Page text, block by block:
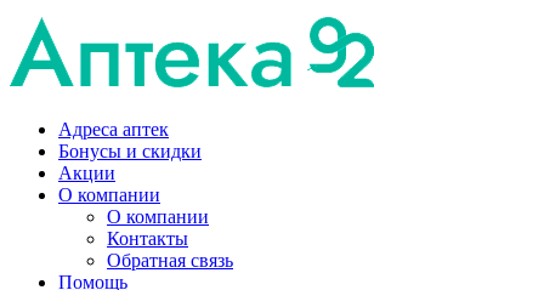
Адреса аптек
Бонусы и скидки
Акции
О компании
О компании
Контакты
Обратная связь
Помощь